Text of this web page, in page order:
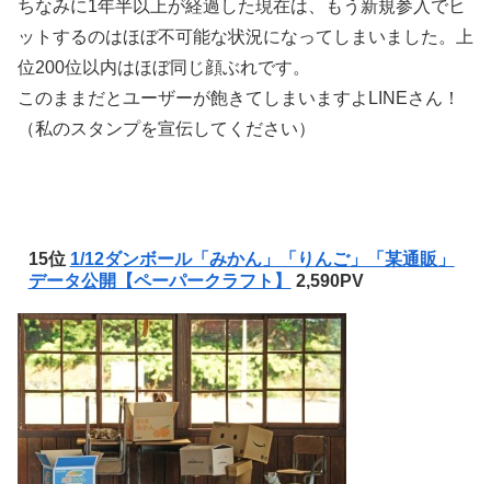
ちなみに1年半以上が経過した現在は、もう新規参入でヒ
ットするのはほぼ不可能な状況になってしまいました。上
位200位以内はほぼ同じ顔ぶれです。
このままだとユーザーが飽きてしまいますよLINEさん！
（私のスタンプを宣伝してください）
15位 1/12ダンボール「みかん」「りんご」「某通販」
データ公開【ペーパークラフト】
2,590PV